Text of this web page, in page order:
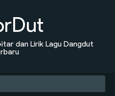
dan Lirik Lagu Dangdut